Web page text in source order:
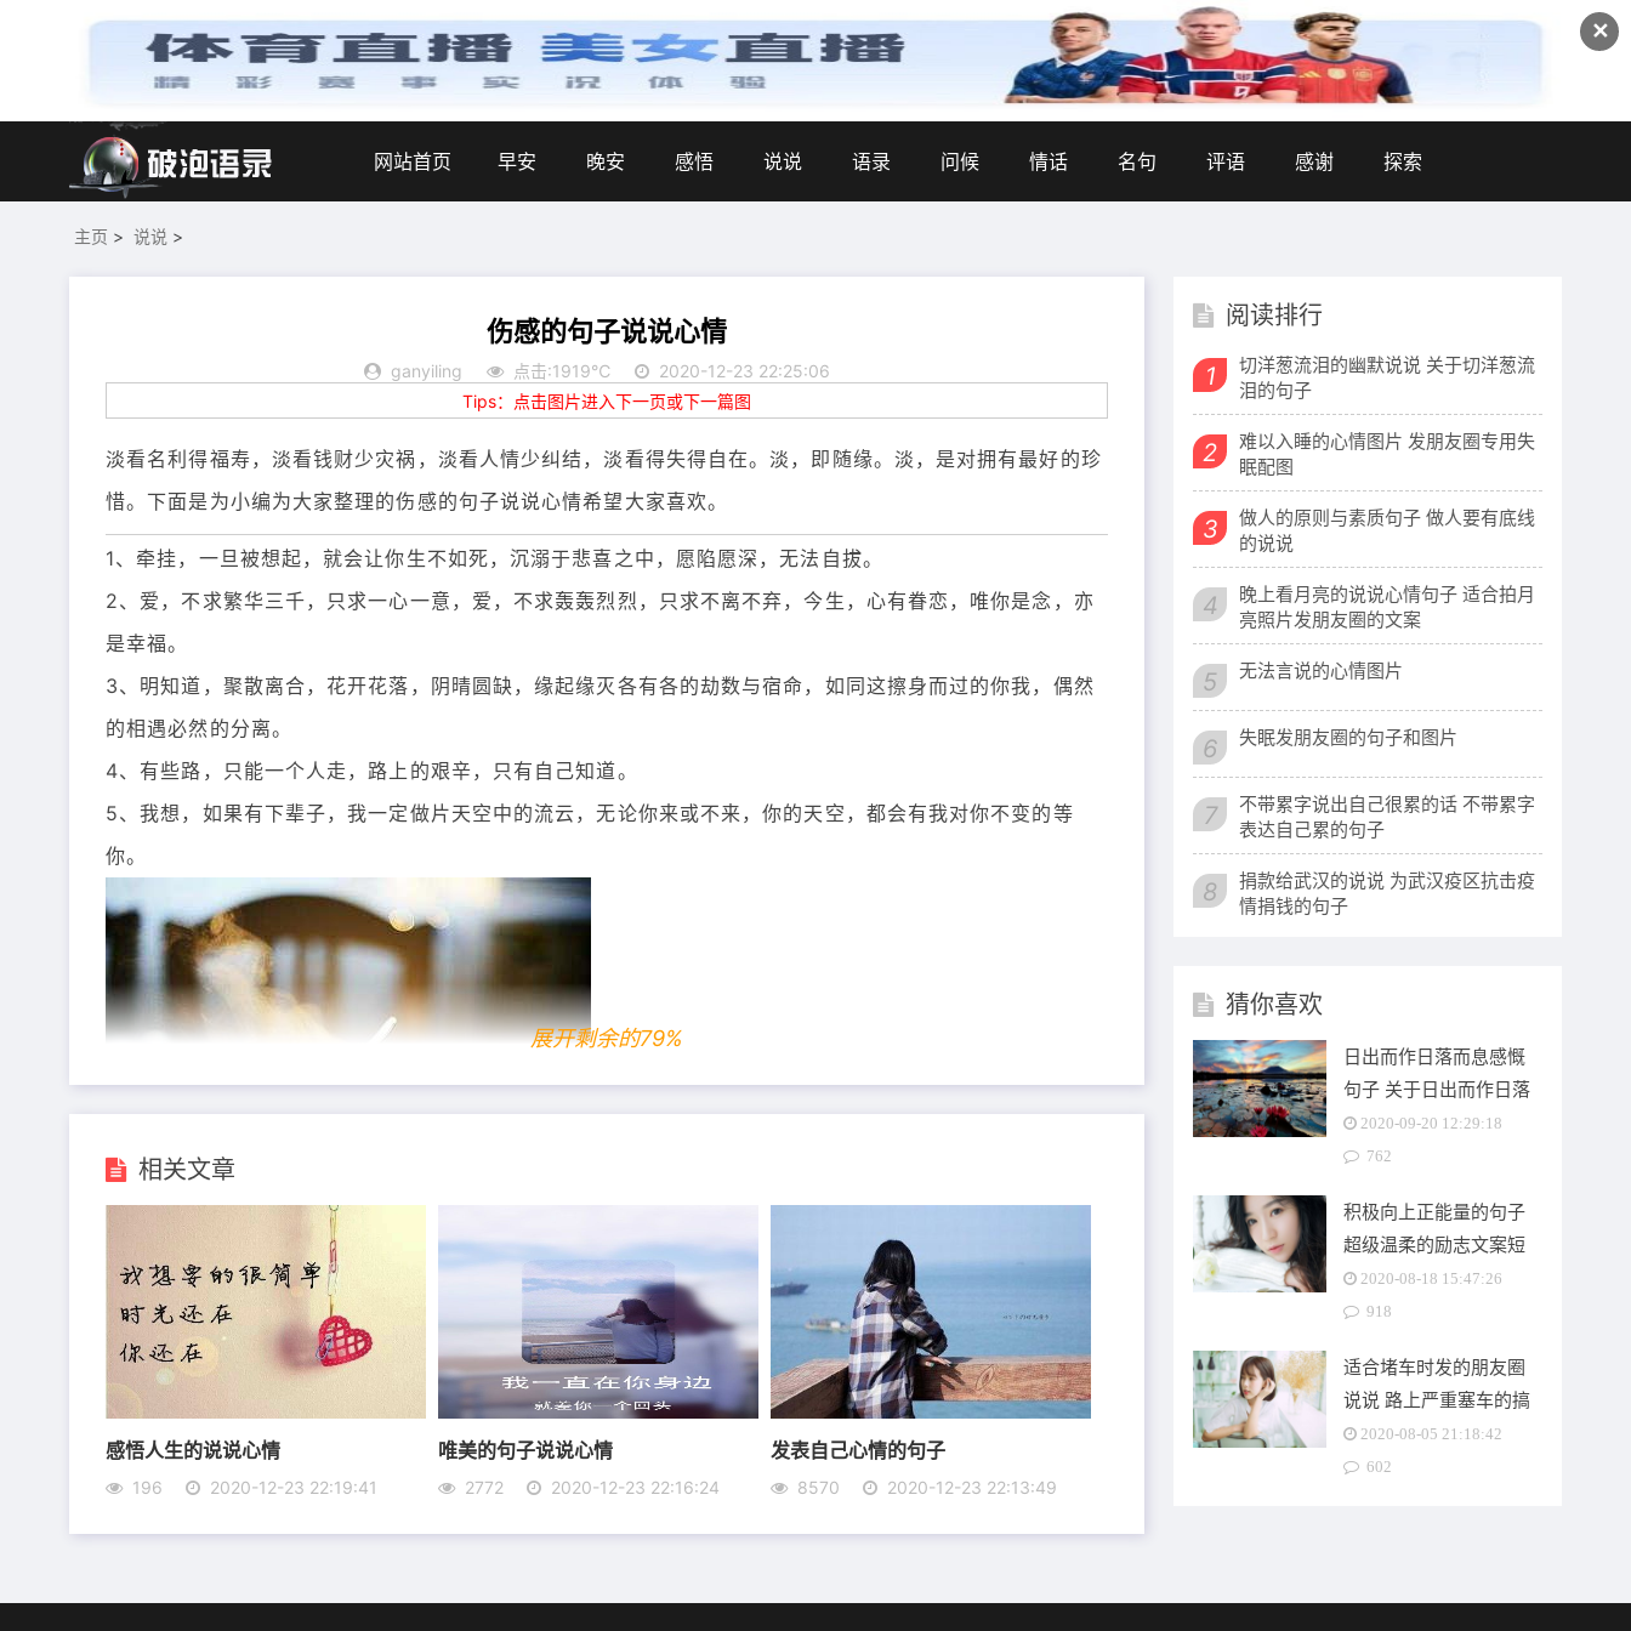
✕
网站首页 早安 晚安 感悟 说说 语录 问候 情话 名句 评语 感谢 探索
主页 > 说说 >
伤感的句子说说心情
ganyiling 点击:1919℃
2020-12-23 22:25:06
Tips：点击图片进入下一页或下一篇图
淡看名利得福寿，淡看钱财少灾祸，淡看人情少纠结，淡看得失得自在。淡，即随缘。淡，是对拥有最好的珍
惜。下面是为小编为大家整理的伤感的句子说说心情希望大家喜欢。
1、牵挂，一旦被想起，就会让你生不如死，沉溺于悲喜之中，愿陷愿深，无法自拔。
2、爱，不求繁华三千，只求一心一意，爱，不求轰轰烈烈，只求不离不弃，今生，心有眷恋，唯你是念，亦
是幸福。
3、明知道，聚散离合，花开花落，阴晴圆缺，缘起缘灭各有各的劫数与宿命，如同这擦身而过的你我，偶然
的相遇必然的分离。
4、有些路，只能一个人走，路上的艰辛，只有自己知道。
5、我想，如果有下辈子，我一定做片天空中的流云，无论你来或不来，你的天空，都会有我对你不变的等
你。
6、我只能守着我们的记忆，和记忆里残存的你的身影，一边哭，一边笑，一边怀念。
7、你知道我身无长物，没有礼物送你，这样两手空空，惟有一丝念头迸发出的话语，可以慷慨，可以捧起，
惟愿白雪皑皑之际，风霜给我，瑰丽予你，多说一句，我喜欢你。
8、期许写在心里，别无选择时光的流逝，岁月赐予沧桑的给予，熟悉的将一切远去，成熟和平庸肢解的剥
落，暮然惊觉，自己已到了不能看的年龄。
9、一曲离殇，红尘相望，尘世纷扰，我把岁月埋进思量的眸中，孤独回望。叹曲觞未能共赴，叹红尘，拥在
不堪的流年中，渐行渐远……
10、每次想找个人陪的时候，就发现有的人不能找，有的人不该找，还有的人找不到。
展开剩余的79%
相关文章
感悟人生的说说心情
196 2020-12-23 22:19:41
唯美的句子说说心情
2772 2020-12-23 22:16:24
发表自己心情的句子
8570 2020-12-23 22:13:49
阅读排行
1
切洋葱流泪的幽默说说 关于切洋葱流
泪的句子
2
难以入睡的心情图片 发朋友圈专用失
眠配图
3
做人的原则与素质句子 做人要有底线
的说说
4
晚上看月亮的说说心情句子 适合拍月
亮照片发朋友圈的文案
5 无法言说的心情图片
6 失眠发朋友圈的句子和图片
7
不带累字说出自己很累的话 不带累字
表达自己累的句子
8
捐款给武汉的说说 为武汉疫区抗击疫
情捐钱的句子
猜你喜欢
日出而作日落而息感慨
句子 关于日出而作日落
而归的说说
2020-09-20 12:29:18
762
积极向上正能量的句子
超级温柔的励志文案短
句2020-08-18 15:47:26
918
适合堵车时发的朋友圈
说说 路上严重塞车的搞
笑说说
2020-08-05 21:18:42
602